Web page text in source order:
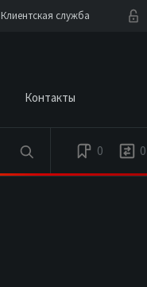
Клиентская служба
Контакты
0 0